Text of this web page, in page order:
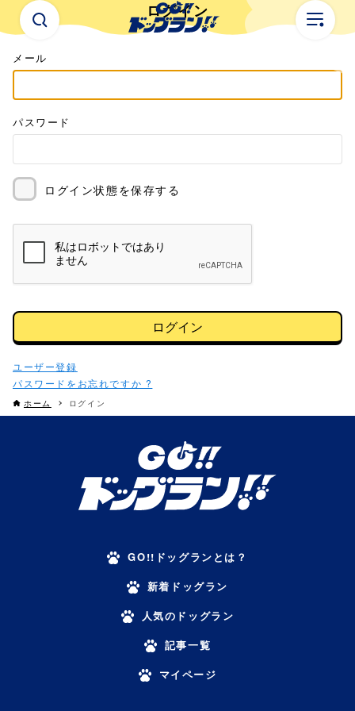
ログイン
メール
パスワード
ログイン状態を保存する
ログイン
パスワードをお忘れですか ?
ホーム ログイン
GO!!ドッグランとは？
新着ドッグラン
人気のドッグラン
記事一覧
マイページ